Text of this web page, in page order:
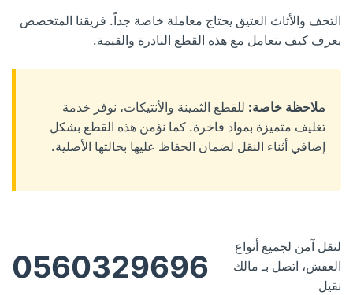
التحف والأثاث العتيق يحتاج معاملة خاصة جداً. فريقنا المتخصص
يعرف كيف يتعامل مع هذه القطع النادرة والقيمة.
ملاحظة خاصة: للقطع الثمينة والأنتيكات، نوفر خدمة
تغليف متميزة بمواد فاخرة. كما نؤمن هذه القطع بشكل
إضافي أثناء النقل لضمان الحفاظ عليها بحالتها الأصلية.
لنقل آمن لجميع أنواع
العفش، اتصل بـ مالك
نقيل
0560329696